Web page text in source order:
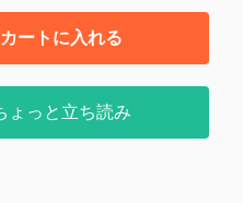
カートに入れる
ょっと立ち読み